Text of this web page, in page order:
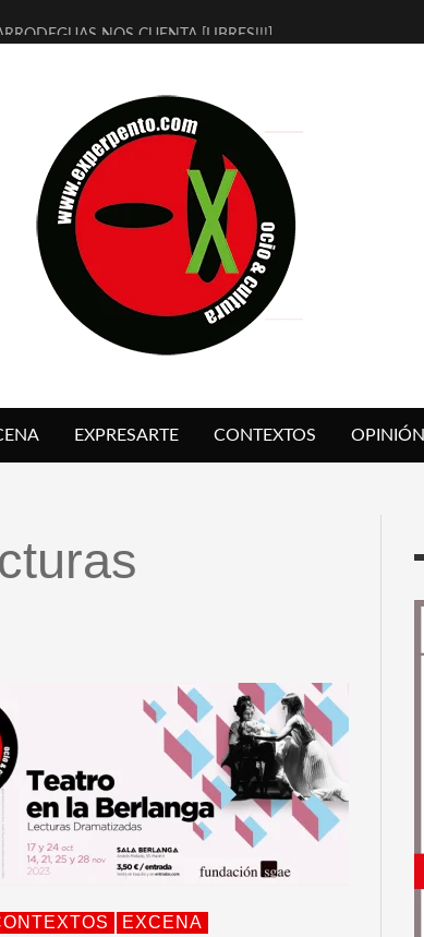
NOS CUENTA [LIBRES!!!]
DE JUAN GUERRERO ZAMORA
ESCUELA DEL DIRECTOR TEATRAL CLAUDIO TOLCACHIR
ES NADA) DE LA KATARSIS DEL TOMATAZO
EN #EXVITA
REINVENTAN [BITÁCORA 3.0] EN EXVITA
PRESENTA EN EXVITA [RELATIVA SENCILLEZ]
EN EXVITA INTERPRETANDO A SERRAT
EXPRESARTE CONTEXTOS OPINIÓN
EXCENA